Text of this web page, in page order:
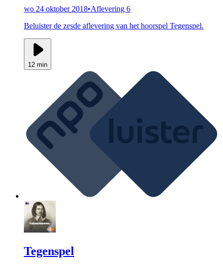
wo 24 oktober 2018•Aflevering 6
Beluister de zesde aflevering van het hoorspel Tegenspel.
12 min
Tegenspel